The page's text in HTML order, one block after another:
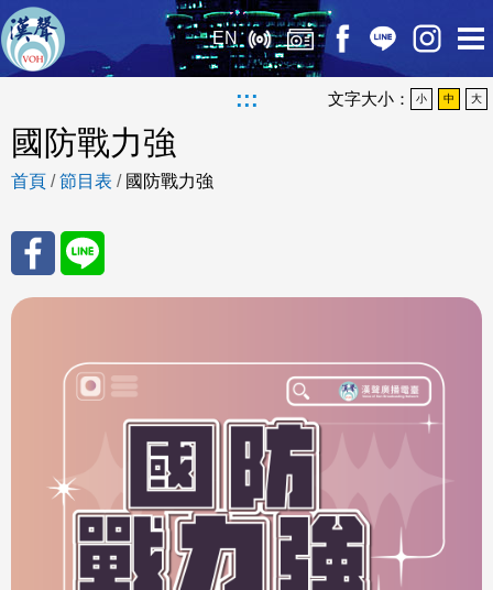
EN
::: 文字大小： 小 中 大
國防戰力強
首頁 /節目表 / 國防戰力強
分享
Line